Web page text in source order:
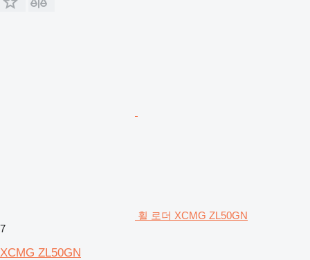
휠 로더 XCMG ZL50GN
7
XCMG ZL50GN